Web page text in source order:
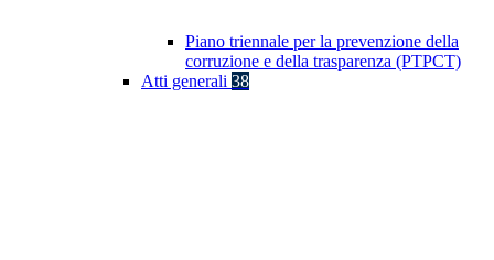
Piano triennale per la prevenzione della
corruzione e della trasparenza (PTPCT)
Atti generali 38